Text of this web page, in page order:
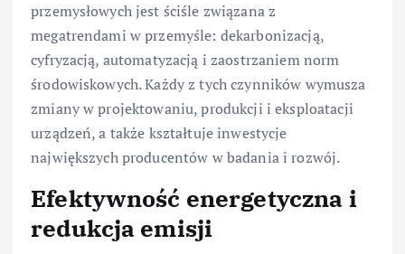
przemysłowych jest ściśle związana z
megatrendami w przemyśle: dekarbonizacją,
cyfryzacją, automatyzacją i zaostrzaniem norm
środowiskowych. Każdy z tych czynników wymusza
zmiany w projektowaniu, produkcji i eksploatacji
urządzeń, a także kształtuje inwestycje
największych producentów w badania i rozwój.
Efektywność energetyczna i
redukcja emisji